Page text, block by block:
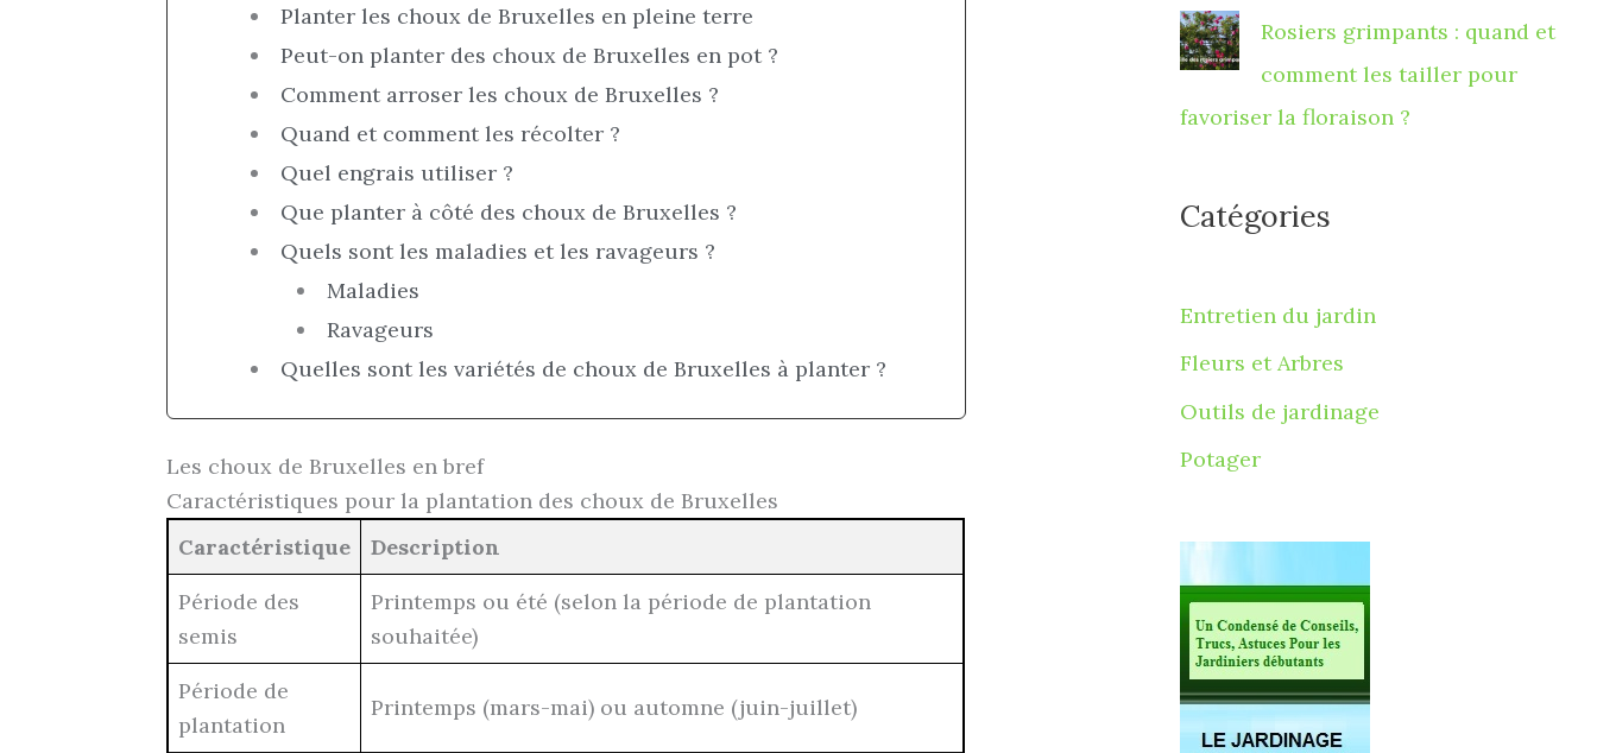
Planter les choux de Bruxelles en pleine terre
Peut-on planter des choux de Bruxelles en pot ?
Comment arroser les choux de Bruxelles ?
Quand et comment les récolter ?
Quel engrais utiliser ?
Que planter à côté des choux de Bruxelles ?
Quels sont les maladies et les ravageurs ?
Maladies
Ravageurs
Quelles sont les variétés de choux de Bruxelles à planter ?
Les choux de Bruxelles en bref
Caractéristiques pour la plantation des choux de Bruxelles
Caractéristique
Description
Période des
semis
Printemps ou été (selon la période de plantation
souhaitée)
Période de
plantation
Printemps (mars-mai) ou automne (juin-juillet)
Rosiers grimpants : quand et
comment les tailler pour
favoriser la floraison ?
Catégories
Entretien du jardin
Fleurs et Arbres
Outils de jardinage
Potager